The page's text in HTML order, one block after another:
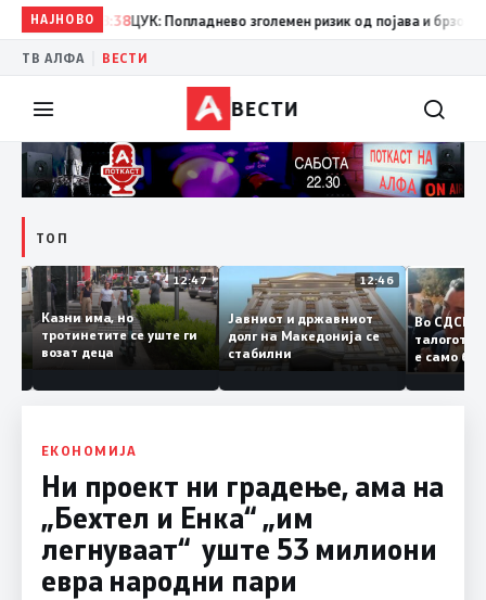
НАЈНОВО
08:38 ЦУК: Попладнево зголемен ризик од појава и брзо
ТВ АЛФА ВЕСТИ
ВЕСТИ
ТОП
12:50
и
12:47
Казни има, но
тротинетите се уште ги
возат деца
12:46
Јавниот и државниот
долг на Македонија се
стабилни
Во
е само
копија
Заев
ЕКОНОМИЈА
Ни проект ни градење, ама на
„Бехтел и Енка“ „им
легнуваат“ уште 53 милиони
евра народни пари